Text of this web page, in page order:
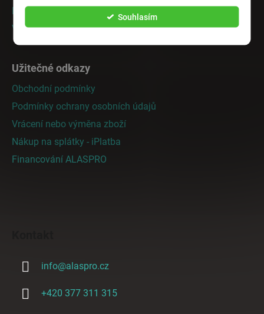
Souhlasím
Doprava a platba
Vrácení nebo výměna zboží
Užitečné odkazy
Obchodní podmínky
Podmínky ochrany osobních údajů
Vrácení nebo výměna zboží
Nákup na splátky - iPlatba
Financování ALASPRO
info@alaspro.cz
+420 377 311 315